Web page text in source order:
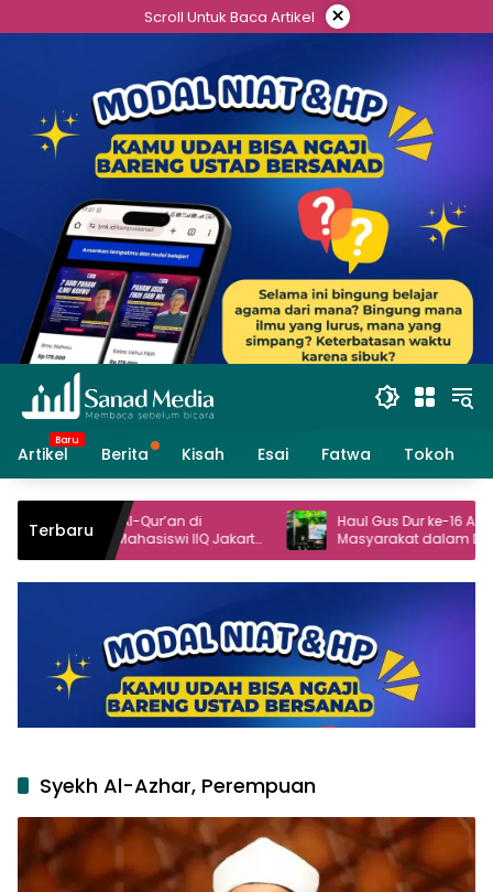
to
Scroll Untuk Baca Artikel ×
Artikel Berita Kisah Esai Fatwa Tokoh
Terbaru
Qur’an di
IIQ Jakarta
Haul Gus Dur ke-16 Angkat Peran
Masyarakat dalam Demokrasi
Syekh Al-Azhar, Perempuan